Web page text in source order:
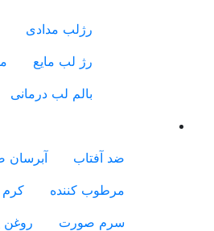
رژلب مدادی
رژ لب مایع
بالم لب درمانی
ضد آفتاب
مرطوب کننده
سرم صورت
روغن